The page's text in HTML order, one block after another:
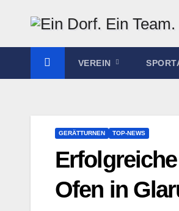
springen
VEREIN
GERÄTTURNEN TOP-NEWS
Ofen in